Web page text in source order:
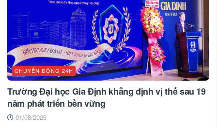
CHUYỂN ĐỘNG 24H
Trường Đại học Gia Định khẳng định vị thế sau 19
năm phát triển bền vững
01/08/2026